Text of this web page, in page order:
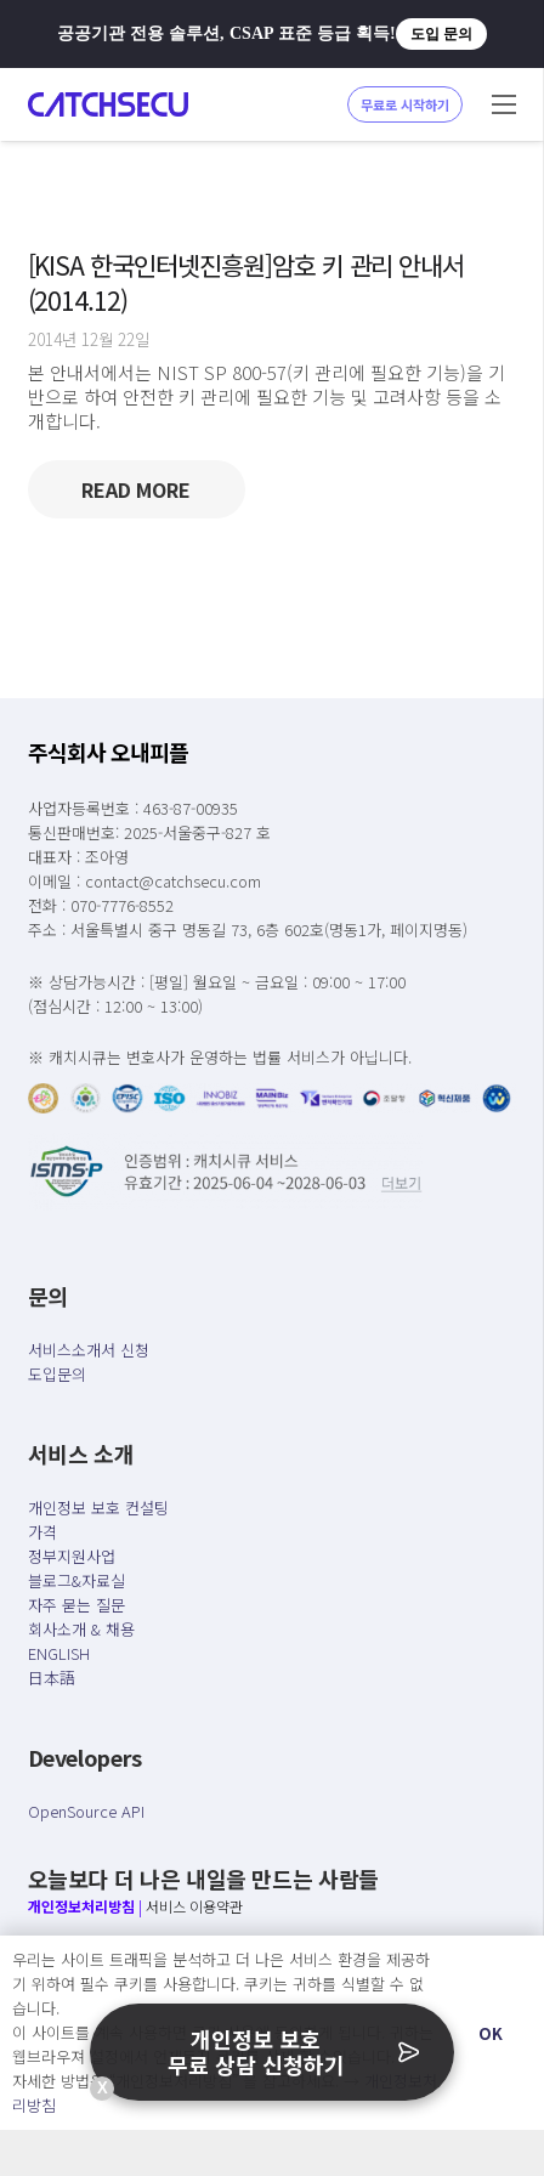
공공기관 전용 솔루션, CSAP 표준 등급 획득! 도입 문의
무료로 시작하기
[KISA 한국인터넷진흥원]암호 키 관리 안내서
(2014.12)
2014년 12월 22일
본 안내서에서는 NIST SP 800-57(키 관리에 필요한 기능)을 기
반으로 하여 안전한 키 관리에 필요한 기능 및 고려사항 등을 소
개합니다.
READ MORE
주식회사 오내피플
사업자등록번호 : 463-87-00935
통신판매번호: 2025-서울중구-827 호
대표자 : 조아영
이메일 : contact@catchsecu.com
전화 : 070-7776-8552
주소 : 서울특별시 중구 명동길 73, 6층 602호(명동1가, 페이지명동)
※ 상담가능시간 : [평일] 월요일 ~ 금요일 : 09:00 ~ 17:00
(점심시간 : 12:00 ~ 13:00)
※ 캐치시큐는 변호사가 운영하는 법률 서비스가 아닙니다.
문의
서비스소개서 신청
도입문의
서비스 소개
개인정보 보호 컨설팅
가격
정부지원사업
블로그&자료실
자주 묻는 질문
회사소개 & 채용
ENGLISH
日本語
Developers
OpenSource API
오늘보다 더 나은 내일을 만드는 사람들
개인정보처리방침 | 서비스 이용약관
○ 개인정보보호 컴플라이언스를 선도하겠습니다.
○ 정보주체의 권리를 보장하겠습니다.
○ 기업의 개인정보보호를 위한 효율적 관리를 보장하겠습니다.
Copyright Ⓒ
2026 O.NE PEOPLE Co., Ltd. All rights reserved.
우리는 사이트 트래픽을 분석하고 더 나은 서비스 환경을 제공하
기 위하여 필수 쿠키를 사용합니다. 쿠키는 귀하를 식별할 수 없
습니다.
이 사이트를 계속 사용하면 쿠키 사용에 동의하게 됩니다. 귀하는
웹브라우져 설정에서 언제든지 쿠키를 삭제 할 수있습니다.
자세한 방법은 “개인정보처리방침” 을 참고하세요. →
리방침
OK
X
개인정보 보호
무료 상담 신청하기